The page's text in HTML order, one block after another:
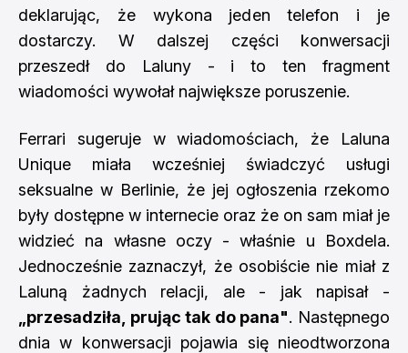
deklarując, że wykona jeden telefon i je
dostarczy. W dalszej części konwersacji
przeszedł do Laluny - i to ten fragment
wiadomości wywołał największe poruszenie.
Ferrari sugeruje w wiadomościach, że Laluna
Unique miała wcześniej świadczyć usługi
seksualne w Berlinie, że jej ogłoszenia rzekomo
były dostępne w internecie oraz że on sam miał je
widzieć na własne oczy - właśnie u Boxdela.
Jednocześnie zaznaczył, że osobiście nie miał z
Laluną żadnych relacji, ale - jak napisał -
„przesadziła, prując tak do pana". Następnego
dnia w konwersacji pojawia się nieodtworzona